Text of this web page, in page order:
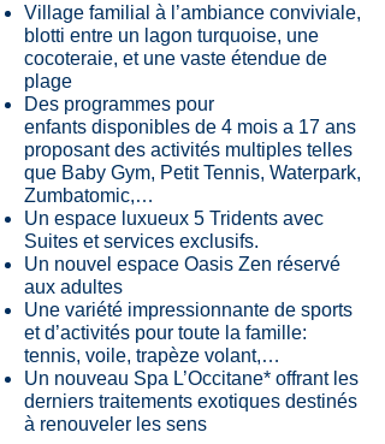
Village familial à l’ambiance conviviale,
blotti entre un lagon turquoise, une
cocoteraie, et une vaste étendue de
plage
Des programmes pour
enfants disponibles de 4 mois a 17 ans
proposant des activités multiples telles
que Baby Gym, Petit Tennis, Waterpark,
Zumbatomic,…
Un espace luxueux 5 Tridents avec
Suites et services exclusifs.
Un nouvel espace Oasis Zen réservé
aux adultes
Une variété impressionnante de sports
et d’activités pour toute la famille:
tennis, voile, trapèze volant,…
Un nouveau Spa L’Occitane* offrant les
derniers traitements exotiques destinés
à renouveler les sens